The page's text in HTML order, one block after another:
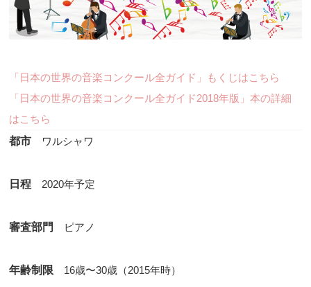
「日本の世界の音楽コンクール全ガイド」もくじはこちら
「日本の世界の音楽コンクール全ガイド2018年版」本の詳細
はこちら
都市 ワルシャワ
日程 2020年予定
審査部門 ピアノ
年齢制限 16歳〜30歳（2015年時）